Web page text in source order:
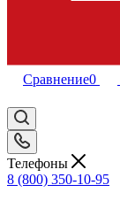
Сравнение0
Телефоны
8 (800) 350-10-95